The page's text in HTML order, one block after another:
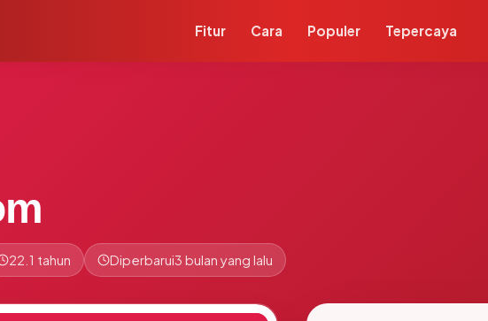
Fitur Cara Populer Tepercaya
22.1 tahun Diperbarui3 bulan yang lalu